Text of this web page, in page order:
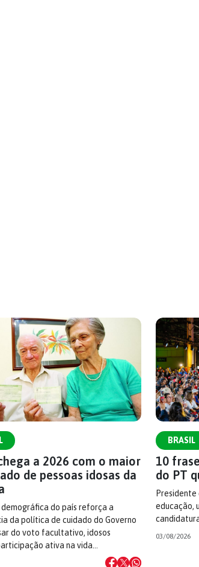
a 2026 com o maior
de pessoas idosas da
demográfica do país reforça a
da política de cuidado do Governo
do voto facultativo, idosos
ativa na vida…
BRASIL
10
do PT
educação,
03/08/2026